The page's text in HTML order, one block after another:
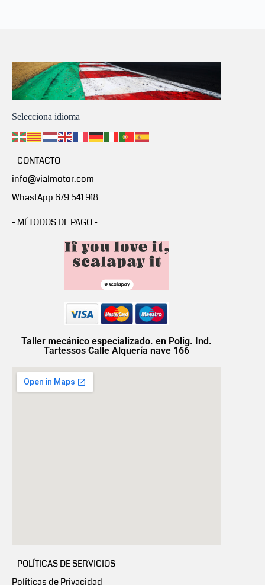
Selecciona idioma
- CONTACTO -
info@vialmotor.com
WhastApp 679 541 918
- MÉTODOS DE PAGO -
Taller mecánico especializado. en Polig. Ind.
Tartessos Calle Alquería nave 166
- POLÍTICAS DE SERVICIOS -
Políticas de Privacidad